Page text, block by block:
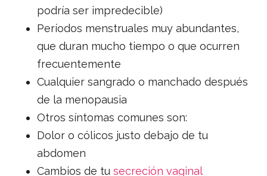
podría ser impredecible)
Períodos menstruales muy abundantes,
que duran mucho tiempo o que ocurren
frecuentemente
Cualquier sangrado o manchado después
de la menopausia
Otros síntomas comunes son:
Dolor o cólicos justo debajo de tu
abdomen
Cambios de tusecreción vaginal